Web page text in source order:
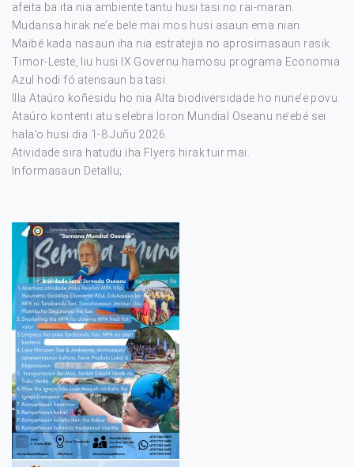
afeita ba ita nia ambiente tantu husi tasi no rai-maran.
Mudansa hirak ne’e bele mai mos husi asaun ema nian.
Maibé kada nasaun iha nia estratejia no aprosimasaun rasik.
Timor-Leste, liu husi IX Governu hamosu programa Economia
Azul hodi fó atensaun ba tasi.
Illa Ataúro koñesidu ho nia Alta biodiversidade ho nune’e povu
Ataúro kontenti atu selebra loron Mundial Oseanu ne’ebé sei
hala’o husi dia 1-8 Juñu 2026.
Atividade sira hatudu iha Flyers hirak tuir mai.
Informasaun Detallu;